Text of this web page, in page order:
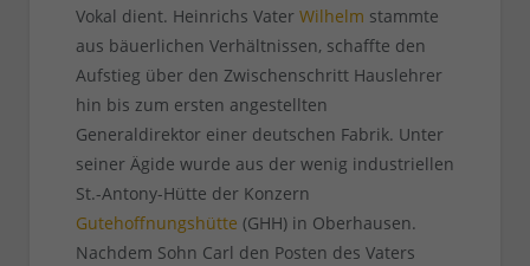
Vokal dient. Heinrichs Vater Wilhelm stammte
aus bäuerlichen Verhältnissen, schaffte den
Aufstieg über den Zwischenschritt Hauslehrer
hin bis zum ersten angestellten
Generaldirektor einer deutschen Fabrik. Unter
seiner Ägide wurde aus der wenig industriellen
St.-Antony-Hütte der Konzern
Gutehoffnungshütte (GHH) in Oberhausen.
Nachdem Sohn Carl den Posten des Vaters